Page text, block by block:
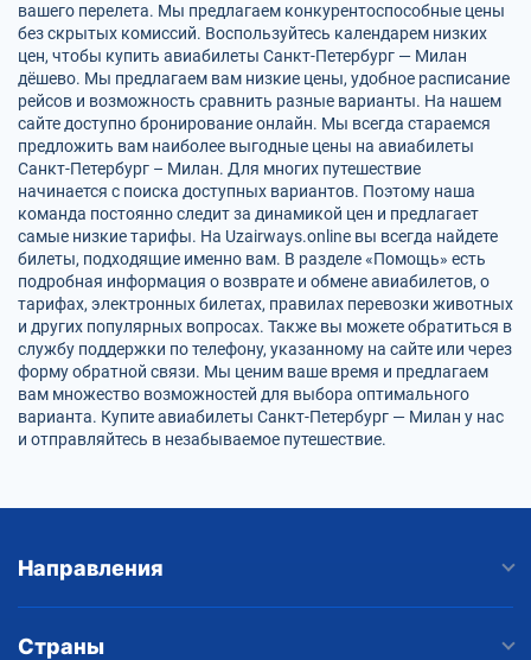
вашего перелета. Мы предлагаем конкурентоспособные цены
без скрытых комиссий. Воспользуйтесь календарем низких
цен, чтобы купить авиабилеты Санкт-Петербург — Милан
дёшево. Мы предлагаем вам низкие цены, удобное расписание
рейсов и возможность сравнить разные варианты. На нашем
сайте доступно бронирование онлайн. Мы всегда стараемся
предложить вам наиболее выгодные цены на авиабилеты
Санкт-Петербург – Милан. Для многих путешествие
начинается с поиска доступных вариантов. Поэтому наша
команда постоянно следит за динамикой цен и предлагает
самые низкие тарифы. На Uzairways.online вы всегда найдете
билеты, подходящие именно вам. В разделе «Помощь» есть
подробная информация о возврате и обмене авиабилетов, о
тарифах, электронных билетах, правилах перевозки животных
и других популярных вопросах. Также вы можете обратиться в
службу поддержки по телефону, указанному на сайте или через
форму обратной связи. Мы ценим ваше время и предлагаем
вам множество возможностей для выбора оптимального
варианта. Купите авиабилеты Санкт-Петербург — Милан у нас
и отправляйтесь в незабываемое путешествие.
Направления
Страны